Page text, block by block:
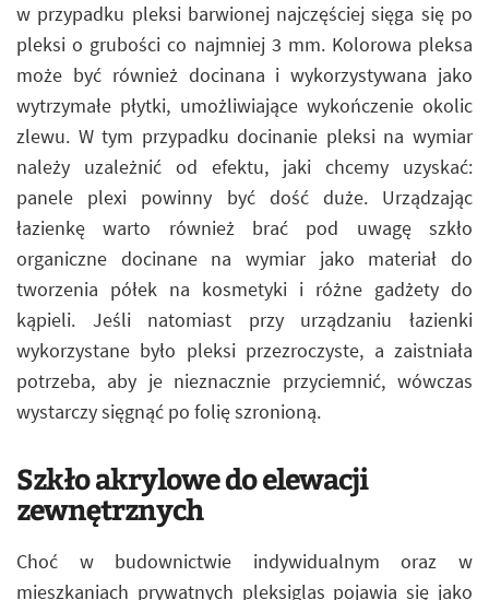
w przypadku pleksi barwionej najczęściej sięga się po
pleksi o grubości co najmniej 3 mm. Kolorowa pleksa
może być również docinana i wykorzystywana jako
wytrzymałe płytki, umożliwiające wykończenie okolic
zlewu. W tym przypadku docinanie pleksi na wymiar
należy uzależnić od efektu, jaki chcemy uzyskać:
panele plexi powinny być dość duże. Urządzając
łazienkę warto również brać pod uwagę szkło
organiczne docinane na wymiar jako materiał do
tworzenia półek na kosmetyki i różne gadżety do
kąpieli. Jeśli natomiast przy urządzaniu łazienki
wykorzystane było pleksi przezroczyste, a zaistniała
potrzeba, aby je nieznacznie przyciemnić, wówczas
wystarczy sięgnąć po folię szronioną.
Szkło akrylowe do elewacji
zewnętrznych
Choć w budownictwie indywidualnym oraz w
mieszkaniach prywatnych pleksiglas pojawia się jako